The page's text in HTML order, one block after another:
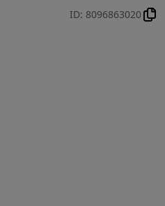
ID: 8096863020